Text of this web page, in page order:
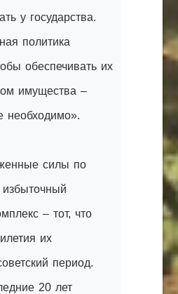
у государства.
политика
обеспечивать их
имущества –
необходимо».
силы по
– тот, что
их
период.
20 лет